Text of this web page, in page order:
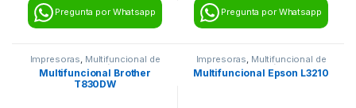
Pregunta por Whatsapp Pregunta por Whatsapp
Impresoras Multifuncional de
inyección
Multifuncional Brother
T830DW
Impresoras Multifuncional de
inyección
Multifuncional Epson L3210